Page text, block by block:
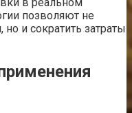
позволяют не
и сократить затраты